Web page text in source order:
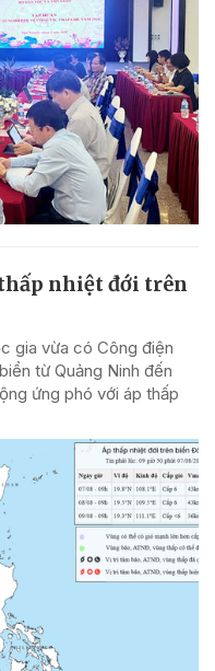
nhiệt đới trên
gia vừa có Công điện
từ Quảng Ninh đến
ứng phó với áp thấp